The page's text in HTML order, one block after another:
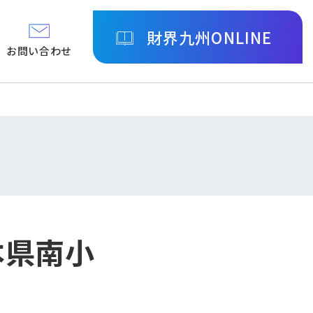
お問い合わせ
財界九州ONLINE
南小